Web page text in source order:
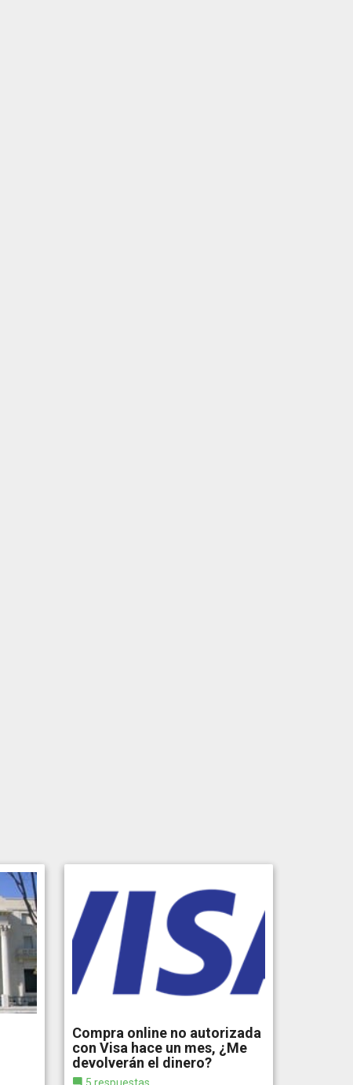
Compra online no autorizada
con Visa hace un mes, ¿Me
devolverán el dinero?
5 respuestas